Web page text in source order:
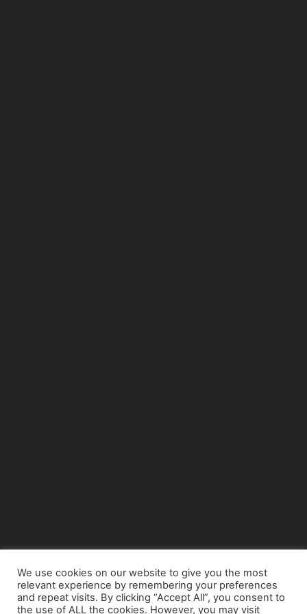
© Copyright 2015 - www.airnews.gr
We use cookies on our website to give you the most
relevant experience by remembering your preferences
and repeat visits. By clicking “Accept All”, you consent to
the use of ALL the cookies. However, you may visit